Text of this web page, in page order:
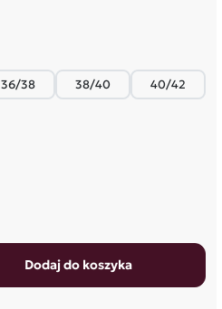
36/38 38/40 40/42
Dodaj do koszyka